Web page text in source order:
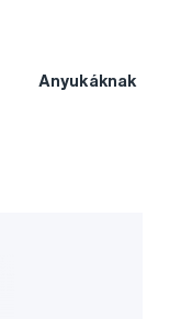
Anyukáknak